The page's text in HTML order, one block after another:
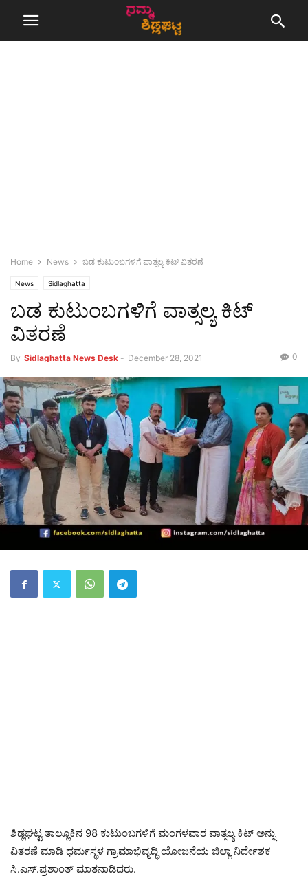
Home News ಬಡ ಕುಟುಂಬಗಳಿಗೆ ವಾತ್ಸಲ್ಯ ಕಿಟ್ ವಿತರಣೆ
News Sidlaghatta
ಬಡ ಕುಟುಂಬಗಳಿಗೆ ವಾತ್ಸಲ್ಯ ಕಿಟ್
ವಿತರಣೆ
By Sidlaghatta News Desk - December 28, 2021 0
ಶಿಡ್ಲಘಟ್ಟ ತಾಲ್ಲೂಕಿನ 98 ಕುಟುಂಬಗಳಿಗೆ ಮಂಗಳವಾರ ವಾತ್ಸಲ್ಯ ಕಿಟ್ ಅನ್ನು
ವಿತರಣೆ ಮಾಡಿ ಧರ್ಮಸ್ಥಳ ಗ್ರಾಮಾಭಿವೃದ್ಧಿ ಯೋಜನೆಯ ಜಿಲ್ಲಾ ನಿರ್ದೇಶಕ
ಸಿ.ಎಸ್.ಪ್ರಶಾಂತ್ ಮಾತನಾಡಿದರು.